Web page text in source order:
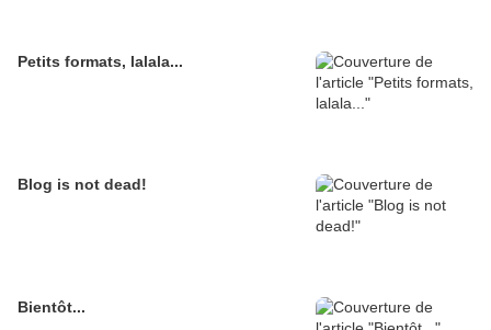
Petits formats, lalala...
Blog is not dead!
Bientôt...